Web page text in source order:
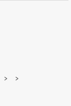
> >